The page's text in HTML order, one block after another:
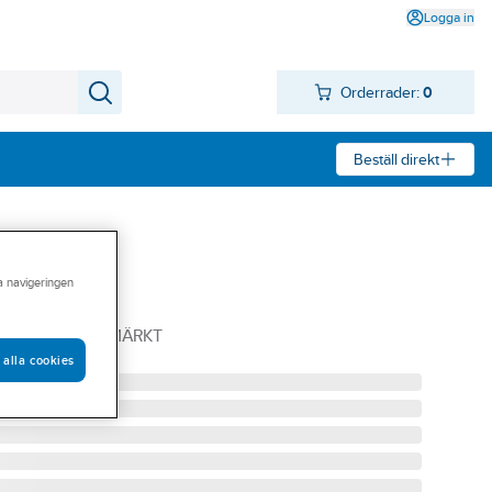
Logga in
Orderrader: 0
Beställ direkt
DIN 582 CE-MÄRKT
navigeringen
alla cookies